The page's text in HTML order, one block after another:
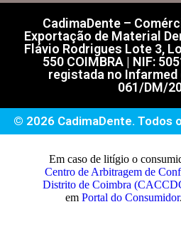
CadimaDente –
Exportação de Material
Flávio Rodrigues Lote 3,
550 COIMBRA | NIF:
registada no
061/DM/
© 2026 CadimaDente. Todos
Em caso de litígio o
Centro de Arbitragem de
Distrito de Coimbra
em Portal do Consumidor